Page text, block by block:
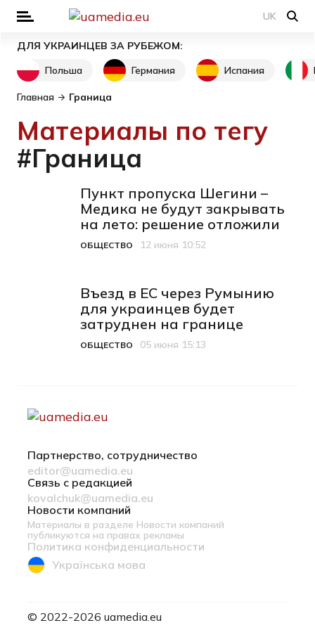
UK
ДЛЯ УКРАИНЦЕВ ЗА РУБЕЖОМ:
Польша
Германия Испания
Главная Граница
Материалы по тегу
#Граница
Пункт пропуска Шегини –
Медика не будут закрывать
на лето: решение отложили
Категория
ОБЩЕСТВО
Дата публикации
12 июня 10:52
Въезд в ЕС через Румынию
для украинцев будет
затруднен на границе
Категория
ОБЩЕСТВО
Дата публикации
05 июня 15:13
Партнерство, сотрудничество
editor@uamedia.eu
Связь с редакцией
kovalchuk@uamedia.eu
Новости компаний
Материалы в разделе Новости компаний
публикуются на правах рекламы
Политика конфиденциальности
Українська мова
© 2022-2026 uamedia.eu